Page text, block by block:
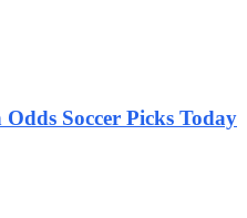
Soccer Picks Today